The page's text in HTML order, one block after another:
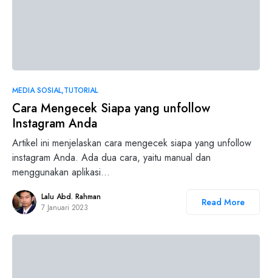
MEDIA SOSIAL TUTORIAL
Cara Mengecek Siapa yang unfollow
Instagram Anda
Artikel ini menjelaskan cara mengecek siapa yang unfollow
instagram Anda. Ada dua cara, yaitu manual dan
menggunakan aplikasi…
Lalu Abd. Rahman
7 Januari 2023
Read More